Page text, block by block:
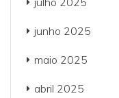
junho 2025
maio 2025
abril 2025